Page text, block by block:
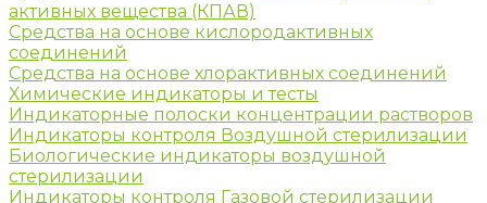
активных вещества (КПАВ)
Средства на основе кислородактивных
соединений
Средства на основе хлорактивных соединений
Химические индикаторы и тесты
Индикаторные полоски концентрации растворов
Индикаторы контроля Воздушной стерилизации
Биологические индикаторы воздушной
стерилизации
Индикаторы контроля Газовой стерилизации